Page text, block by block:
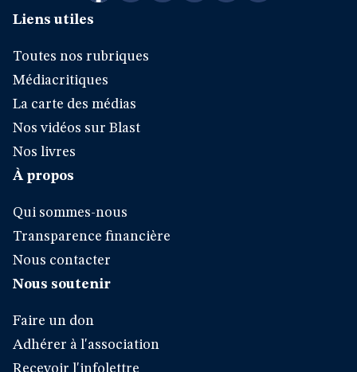
Liens utiles
Toutes nos rubriques
Médiacritiques
La carte des médias
Nos vidéos sur Blast
Nos livres
À propos
Qui sommes-nous
Transparence financière
Nous contacter
Nous soutenir
Faire un don
Adhérer à l'association
Recevoir l'infolettre